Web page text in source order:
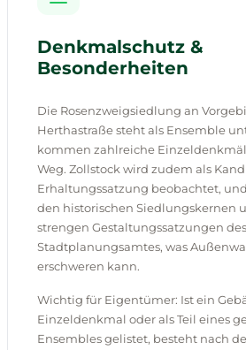
Denkmalschutz &
Besonderheiten
Die Rosenzweigsiedlung an
Herthastraße steht als Ensemble
kommen zahlreiche
Weg. Zollstock wird zudem als
Erhaltungssatzung beobachtet,
den historischen Siedlungskernen
strengen Gestaltungssatzungen des
Stadtplanungsamtes, was
erschweren kann.
Wichtig für Eigentümer: Ist ein
Einzeldenkmal oder als Teil eines
Ensembles gelistet, besteht nach